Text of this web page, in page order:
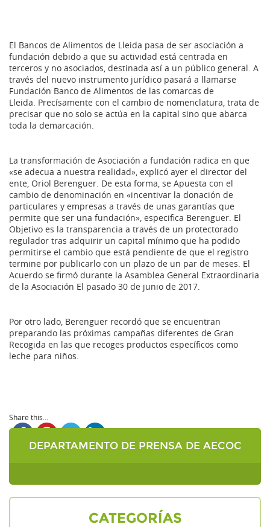
El Bancos de Alimentos de Lleida pasa de ser asociación a
fundación debido a que su actividad está centrada en
terceros y no asociados, destinada así a un público general. A
través del nuevo instrumento jurídico pasará a llamarse
Fundación Banco de Alimentos de las comarcas de
Lleida. Precísamente con el cambio de nomenclatura, trata de
precisar que no solo se actúa en la capital sino que abarca
toda la demarcación.
La transformación de Asociación a fundación radica en que
«se adecua a nuestra realidad», explicó ayer el director del
ente, Oriol Berenguer. De esta forma, se Apuesta con el
cambio de denominación en «incentivar la donación de
particulares y empresas a través de unas garantías que
permite que ser una fundación», especifica Berenguer. El
Objetivo es la transparencia a través de un protectorado
regulador tras adquirir un capital mínimo que ha podido
permitirse el cambio que está pendiente de que el registro
termine por publicarlo con un plazo de un par de meses. El
Acuerdo se firmó durante la Asamblea General Extraordinaria
de la Asociación El pasado 30 de junio de 2017.
Por otro lado, Berenguer recordó que se encuentran
preparando las próximas campañas diferentes de Gran
Recogida en las que recoges productos específicos como
leche para niños.
Share this...
DEPARTAMENTO DE PRENSA DE AECOC
CATEGORÍAS